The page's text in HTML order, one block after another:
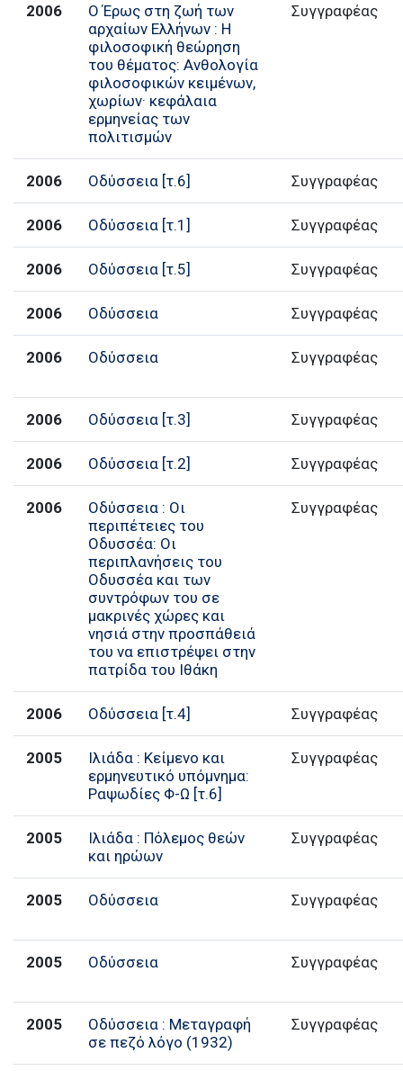
2006
Ο Έρως στη ζωή των
αρχαίων Ελλήνων : Η
φιλοσοφική θεώρηση
του θέματος: Ανθολογία
φιλοσοφικών κειμένων,
χωρίων· κεφάλαια
ερμηνείας των
πολιτισμών
Συγγραφέας
2006 Οδύσσεια [τ.6] Συγγραφέας
2006 Οδύσσεια [τ.1] Συγγραφέας
2006 Οδύσσεια [τ.5] Συγγραφέας
2006 Οδύσσεια Συγγραφέας
2006 Οδύσσεια Συγγραφέας
2006 Οδύσσεια [τ.3] Συγγραφέας
2006 Οδύσσεια [τ.2] Συγγραφέας
2006
Οδύσσεια : Οι
περιπέτειες του
Οδυσσέα: Οι
περιπλανήσεις του
Οδυσσέα και των
συντρόφων του σε
μακρινές χώρες και
νησιά στην προσπάθειά
του να επιστρέψει στην
πατρίδα του Ιθάκη
Συγγραφέας
2006 Οδύσσεια [τ.4] Συγγραφέας
2005
Ιλιάδα : Κείμενο και
ερμηνευτικό υπόμνημα:
Ραψωδίες Φ-Ω [τ.6]
Συγγραφέας
2005
Ιλιάδα : Πόλεμος θεών
και ηρώων
Συγγραφέας
2005 Οδύσσεια Συγγραφέας
2005 Οδύσσεια Συγγραφέας
2005
Οδύσσεια : Μεταγραφή
σε πεζό λόγο (1932)
Συγγραφέας